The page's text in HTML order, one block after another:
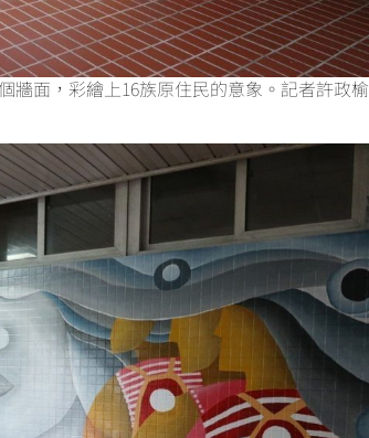
牆面，彩繪上16族原住民的意象。記者許政榆